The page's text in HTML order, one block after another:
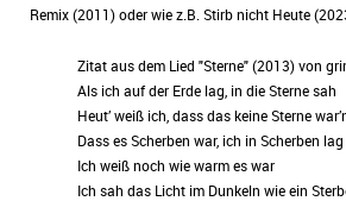
Remix (2011) oder wie z.B. Stirb nicht Heute
Zitat aus dem Lied "Sterne" (2013) von
Als ich auf der Erde lag, in die Sterne sah
Heut’ weiß ich, dass das keine Sterne
Dass es Scherben war, ich in Scherben lag
Ich weiß noch wie warm es war
Ich sah das Licht im Dunkeln wie ein